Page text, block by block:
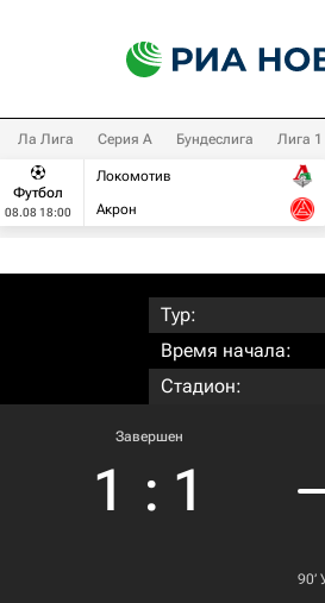
Ла Лига Серия А Бундеслига Лига 1
Футбол
08.08 18:00
Локомотив
Акрон
Тур:
Время начала:
Стадион:
Завершен
1 : 1
90‎’‎